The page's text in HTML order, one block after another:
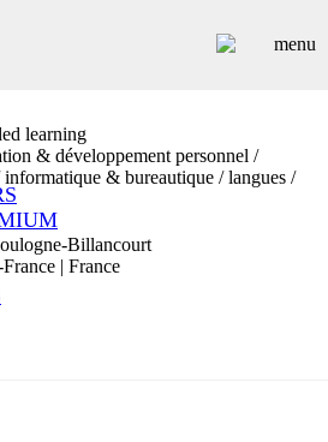
learning
& développement personnel /
& bureautique / langues /
Billancourt
| France